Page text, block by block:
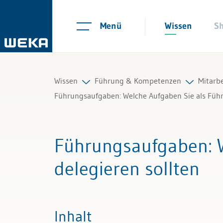
Menü Wissen
Wissen
Management
Führung & Kompetenzen
Führung & Kompetenzen
Selbstmanagement
Kommunikation und Auftritt
Führungsaufgaben: Welche Aufgaben Sie als
Führungsaufgaben:
delegieren sollten
Inhalt